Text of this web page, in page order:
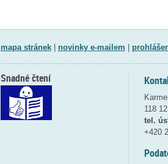
mapa stránek| novinky e-mailem
118
tel.
+420
Snadné čtení